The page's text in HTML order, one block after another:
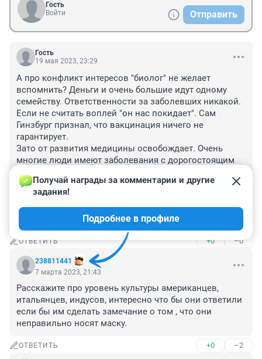
Гость
Войти
Отправить
Гость
19 мая 2023, 23:29
А про конфликт интересов "биолог" не желает
вспомнить? Деньги и очень большие идут одному
семейству. Ответственности за заболевших никакой.
Если не считать воплей "он нас покидает". Сам
Гинзбург признал, что вакцинация ничего не
гарантирует.
Зато от развития медицины освобождает. Очень
многие люди имеют заболевания с дорогостоящим
волнуются! А за вакцинацию едва ли не премию
дают. А за отсутствие тряпки на носу пытаются
штрафовать. Жертва биологии иди в школу учиться
ОТВЕТИТЬ +0 –0
238811441
Получай награды за комментарии и другие
задания!
Подробнее в профиле
7 марта 2023, 21:43
Расскажите про уровень культуры американцев,
итальянцев, индусов, интересно что бы они ответили
если бы им сделать замечание о том , что они
неправильно носят маску.
ОТВЕТИТЬ +0 –2